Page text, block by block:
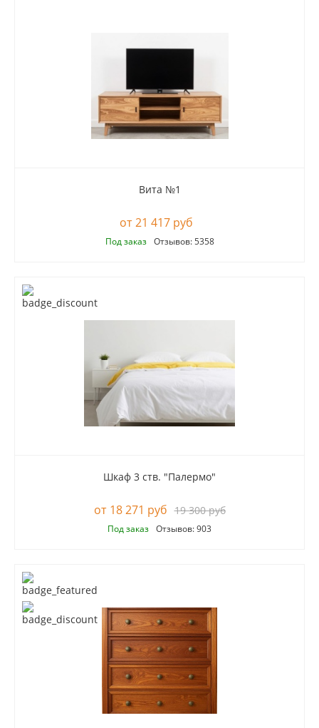
Вита №1
21 417 руб
Под заказ Отзывов: 5358
Шкаф 3 ств. "Палермо"
18 271 руб 19 300 руб
Под заказ Отзывов: 903